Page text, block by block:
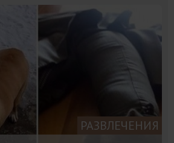
РАЗВЛЕЧЕНИЯ